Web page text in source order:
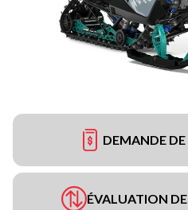
DEMANDE
ÉVALUATION